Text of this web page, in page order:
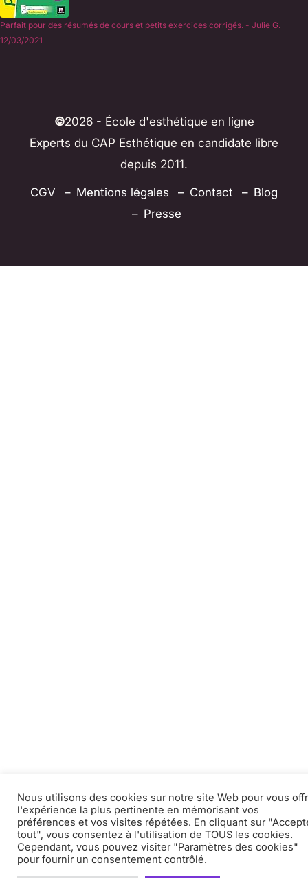
Parfait pour des résumés de cours et petits exercices corrigés. - Julie G.
12/03/2021
©2026 - École d'esthétique en ligne
Experts du CAP Esthétique en candidate libre
depuis 2011.
CGV Mentions légales Contact
Blog
Presse
Nous utilisons des cookies sur notre site Web pour vous
l'expérience la plus pertinente en mémorisant vos
préférences et vos visites répétées. En cliquant sur
tout", vous consentez à l'utilisation de TOUS les cookies.
Cependant, vous pouvez visiter "Paramètres des cookies"
pour fournir un consentement contrôlé.